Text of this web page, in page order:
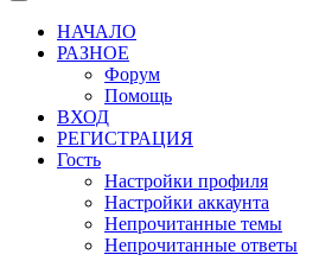
НАЧАЛО
РАЗНОЕ
Форум
Помощь
ВХОД
РЕГИСТРАЦИЯ
Гость
Настройки профиля
Настройки аккаунта
Непрочитанные темы
Непрочитанные ответы